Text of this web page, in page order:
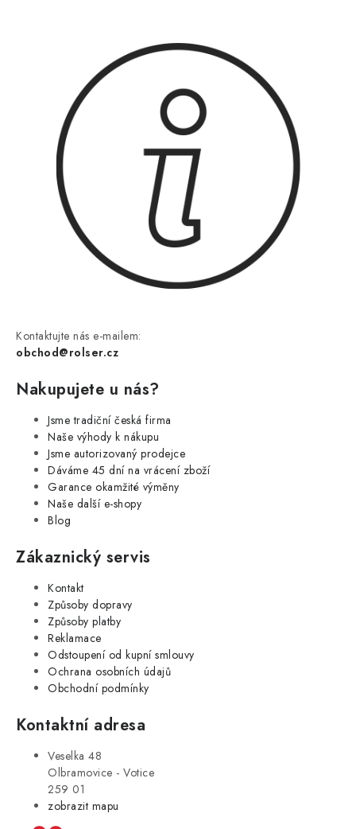
Kontaktujte nás e-mailem:
obchod@rolser.cz
Nakupujete u nás?
Jsme tradiční česká firma
Naše výhody k nákupu
Jsme autorizovaný prodejce
Dáváme 45 dní na vrácení zboží
Garance okamžité výměny
Naše další e-shopy
Blog
Zákaznický servis
Kontakt
Způsoby dopravy
Způsoby platby
Reklamace
Odstoupení od kupní smlouvy
Ochrana osobních údajů
Obchodní podmínky
Kontaktní adresa
Veselka 48
Olbramovice - Votice
259 01
zobrazit mapu